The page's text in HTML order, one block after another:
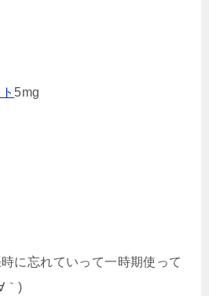
5mg
に忘れていって一時期使って
｀)